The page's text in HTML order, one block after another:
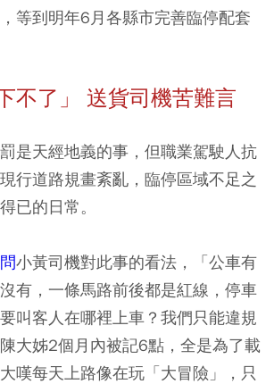
，等到明年6月各縣市完善臨停配套
不了」 送貨司機苦難言
是天經地義的事，但職業駕駛人抗
行道路規畫紊亂，臨停區域不足之
已的日常。
小黃司機對此事的看法，「公車有
有，一條馬路前後都是紅線，停車
叫客人在哪裡上車？我們只能違規
大姊2個月內被記6點，全是為了載
嘆每天上路像在玩「大冒險」，只